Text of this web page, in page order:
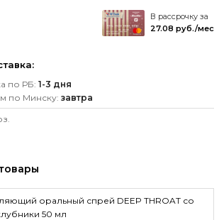
В рассрочку за
27.08 руб./мес
по РБ: 1-3 дня
по Минску: завтра
оральный спрей DEEP THROAT со
50 мл